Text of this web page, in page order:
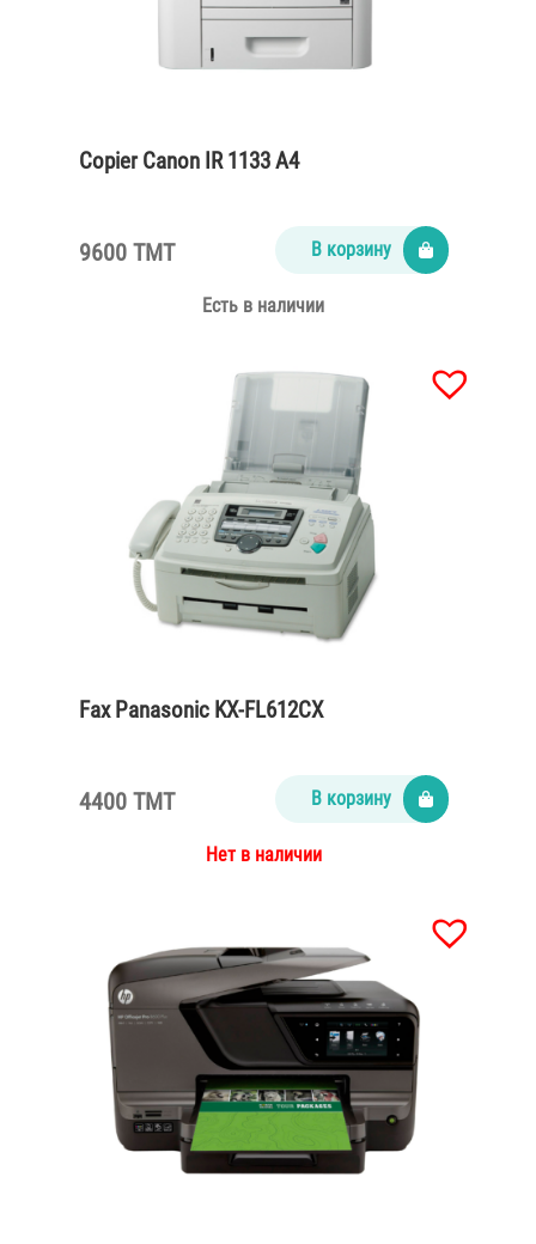
Copier Canon IR 1133 A4
9600 TMT В корзину
Есть в наличии
Fax Panasonic KX-FL612CX
4400 TMT В корзину
Нет в наличии